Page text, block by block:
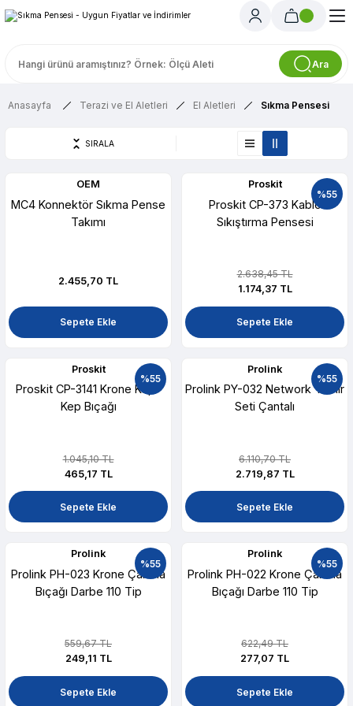
Ara
Anasayfa Terazi ve El Aletleri El Aletleri Sıkma Pensesi
SIRALA
OEM
MC4 Konnektör Sıkma Pense
Takımı
2.455,70 TL
Sepete Ekle
%55
Proskit
Proskit CP-373 Kablo
Sıkıştırma Pensesi
2.638,45 TL
1.174,37 TL
Sepete Ekle
%55
Proskit
Proskit CP-3141 Krone Kep-
Kep Bıçağı
1.045,10 TL
465,17 TL
Sepete Ekle
%55
Prolink
Prolink PY-032 Network Tamir
Seti Çantalı
6.110,70 TL
2.719,87 TL
Sepete Ekle
%55
Prolink
Prolink PH-023 Krone Çakma
Bıçağı Darbe 110 Tip
559,67 TL
249,11 TL
Sepete Ekle
%55
Prolink
Prolink PH-022 Krone Çakma
Bıçağı Darbe 110 Tip
622,49 TL
277,07 TL
Sepete Ekle